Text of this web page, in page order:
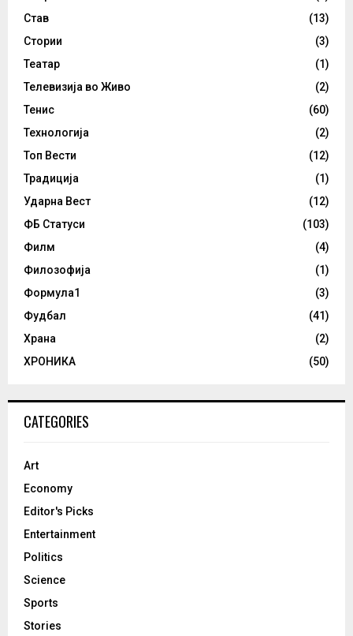
Став
(13)
Стории
(3)
Театар
(1)
Телевизија во Живо
(2)
Тенис
(60)
Технологија
(2)
Топ Вести
(12)
Традиција
(1)
Ударна Вест
(12)
ФБ Статуси
(103)
Филм
(4)
Филозофија
(1)
Формула1
(3)
Фудбал
(41)
Храна
(2)
ХРОНИКА
(50)
CATEGORIES
Art
Economy
Editor's Picks
Entertainment
Politics
Science
Sports
Stories